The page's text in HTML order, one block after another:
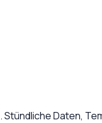
. Stündliche Daten,